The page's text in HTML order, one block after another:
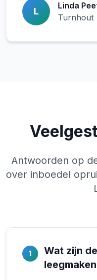
L
Linda
Turnhout
Antwoorden op
over inboedel
1
Wat zijn